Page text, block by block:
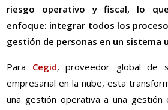
riesgo operativo y fiscal, lo
enfoque: integrar todos los
gestión de personas en un sistema
Para Cegid, proveedor global de
empresarial en la nube, esta
una gestión operativa a una gestión